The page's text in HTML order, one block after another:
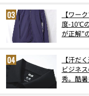
【ワー
度-10℃
が正解”
【汗だ
ビジネ
秀。酷